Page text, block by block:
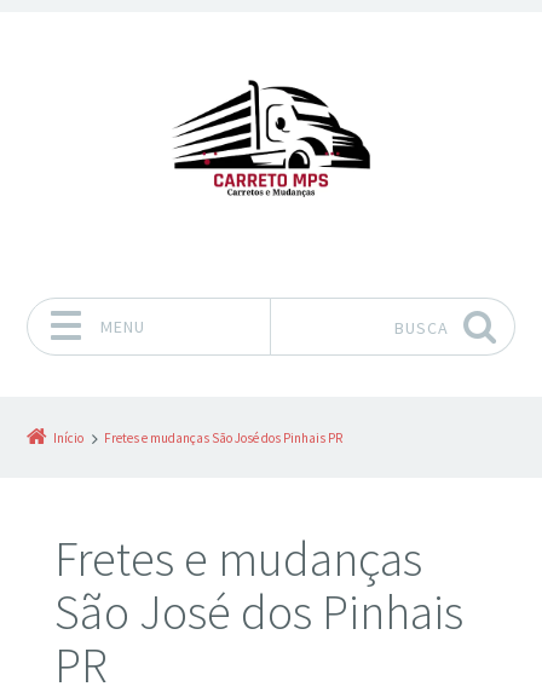
MENU BUSCA
Início Fretes e mudanças São José dos Pinhais PR
Fretes e mudanças
São José dos Pinhais
PR